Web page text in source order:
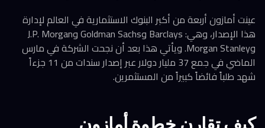
عينت أمازون أربعة من أكبر البنوك الاستثمارية في العالم لإدارة
هذا الإصدار، وهي: Barclays وGoldman Sachs وJ.P. Morgan
وMorgan Stanley. ويأتي هذا بعد أن نجحت الشركة في مارس
الماضي في جمع 37 مليار دولار عبر إصدار سندات من 11 جزءاً
شهد طلباً فائضاً كبيراً من المستثمرين.